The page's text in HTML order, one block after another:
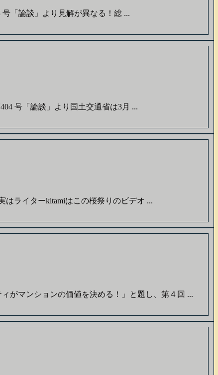
「論談」より見解が異なる！総 ...
号「論談」より国土交通省は3月 ...
ライターkitamiはこの桜祭りのビデオ ...
がマンションの価値を決める！」と題し、第４回 ...